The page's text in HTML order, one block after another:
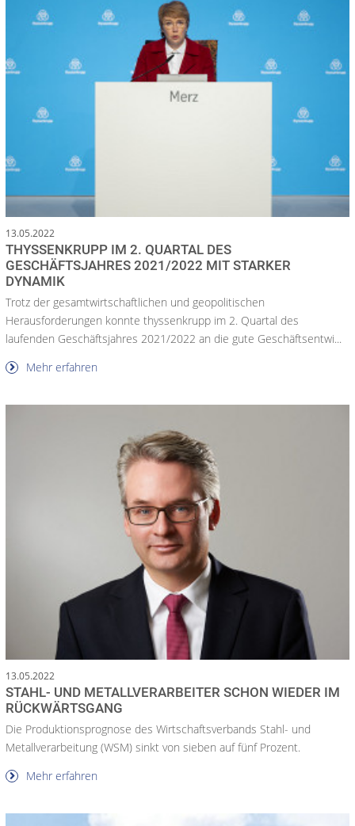
13.05.2022
THYSSENKRUPP IM 2. QUARTAL DES
GESCHÄFTSJAHRES 2021/2022 MIT STARKER
DYNAMIK
Trotz der gesamtwirtschaftlichen und geopolitischen
Herausforderungen konnte thyssenkrupp im 2. Quartal des
laufenden Geschäftsjahres 2021/2022 an die gute Geschäftsentwi...
Mehr erfahren
13.05.2022
STAHL- UND METALLVERARBEITER SCHON WIEDER IM
RÜCKWÄRTSGANG
Die Produktionsprognose des Wirtschaftsverbands Stahl- und
Metallverarbeitung (WSM) sinkt von sieben auf fünf Prozent.
Mehr erfahren